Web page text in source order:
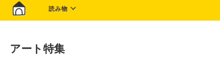
読み物
アート特集